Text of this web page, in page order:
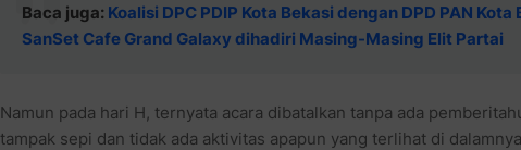
Baca juga: Koalisi DPC PDIP Kota Bekasi dengan DPD PAN
SanSet Cafe Grand Galaxy dihadiri Masing-Masing Elit Partai
Namun pada hari H, ternyata acara dibatalkan tanpa ada
tampak sepi dan tidak ada aktivitas apapun yang terlihat di